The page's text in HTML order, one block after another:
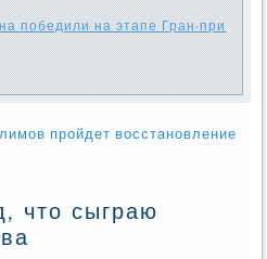
победили на этапе Гран-при
пройдет восстановление
что сыграю